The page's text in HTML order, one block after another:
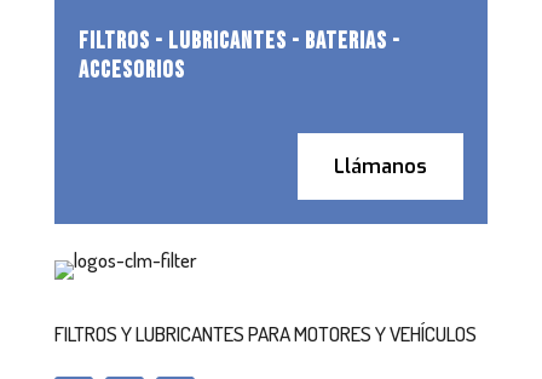
FILTROS - LUBRICANTES - BATERIAS -
ACCESORIOS
Llámanos
FILTROS Y LUBRICANTES PARA MOTORES Y VEHÍCULOS